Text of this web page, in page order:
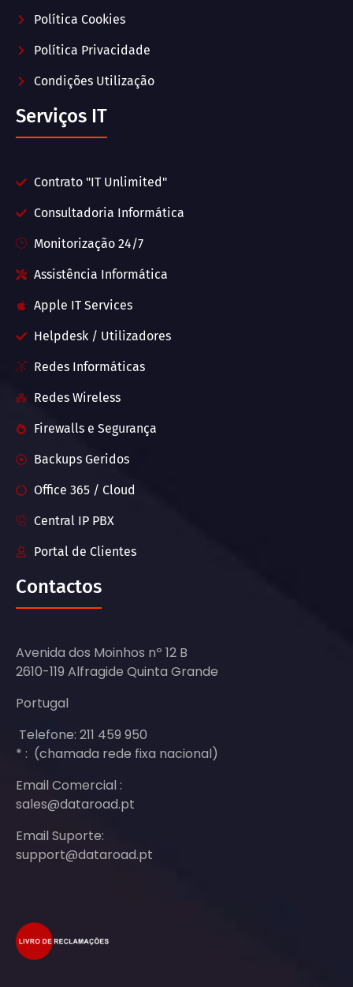
Política Cookies
Política Privacidade
Condições Utilização
Serviços IT
Contrato "IT Unlimited"
Consultadoria Informática
Monitorização 24/7
Assistência Informática
Apple IT Services
Helpdesk / Utilizadores
Redes Informáticas
Redes Wireless
Firewalls e Segurança
Backups Geridos
Office 365 / Cloud
Central IP PBX
Portal de Clientes
Contactos
Avenida dos Moinhos nº 12 B
2610-119 Alfragide Quinta Grande
Portugal
Telefone: 211 459 950
* : (chamada rede fixa nacional)
Email Comercial :
sales@dataroad.pt
Email Suporte:
support@dataroad.pt